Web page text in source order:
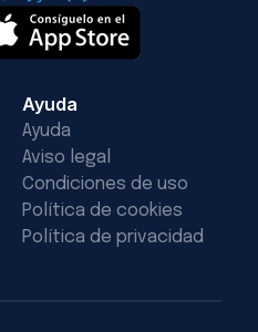
Ayuda
Ayuda
Aviso legal
Condiciones de uso
Política de cookies
Política de privacidad